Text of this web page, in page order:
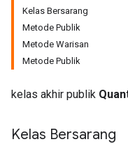
Kelas Bersarang
Metode Publik
Metode Warisan
Metode Publik
kelas akhir publik
Kelas Bersarang